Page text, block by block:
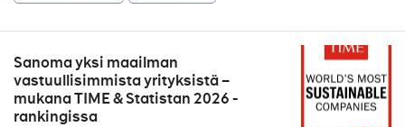
Sanoma yksi maailman
vastuullisimmista yrityksistä –
mukana TIME & Statistan 2026 -
rankingissa